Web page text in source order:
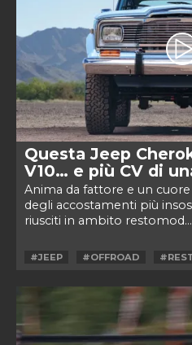
Questa Jeep
V10… e più CV di
Anima da fattore e un
degli accostamenti più
riusciti in ambito
#JEEP #OFFROAD